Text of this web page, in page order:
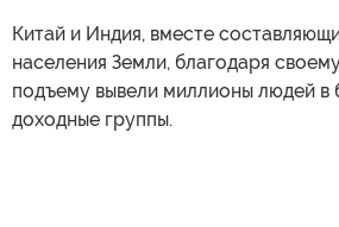
Китай и Индия, вместе
населения Земли, благодаря
подъему вывели миллионы людей в
доходные группы.